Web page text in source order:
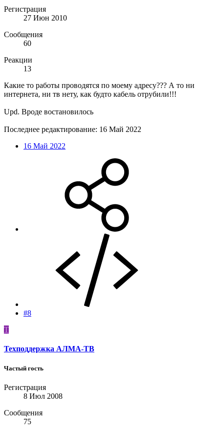
Регистрация
27 Июн 2010
Сообщения
60
Реакции
13
Какие то работы проводятся по моему адресу??? А то ни
интернета, ни тв нету, как будто кабель отрубили!!!
Upd. Вроде востановилось
Последнее редактирование: 16 Май 2022
16 Май 2022
#8
Т
Техподдержка АЛМА-ТВ
Частый гость
Регистрация
8 Июл 2008
Сообщения
75